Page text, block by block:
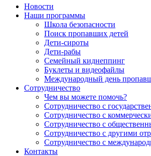
Новости
Наши программы
Школа безопасности
Поиск пропавших детей
Дети-сироты
Дети-рабы
Семейный киднеппинг
Буклеты и видеофайлы
Международный день
Сотрудничество
Чем вы можете помочь?
Сотрудничество с
Сотрудничество с
Сотрудничество с
Сотрудничество с другими
Сотрудничество с
Контакты